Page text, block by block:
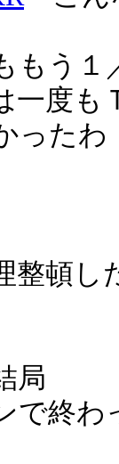
もう１
一度も
ったわ
整頓し
局
で終わ